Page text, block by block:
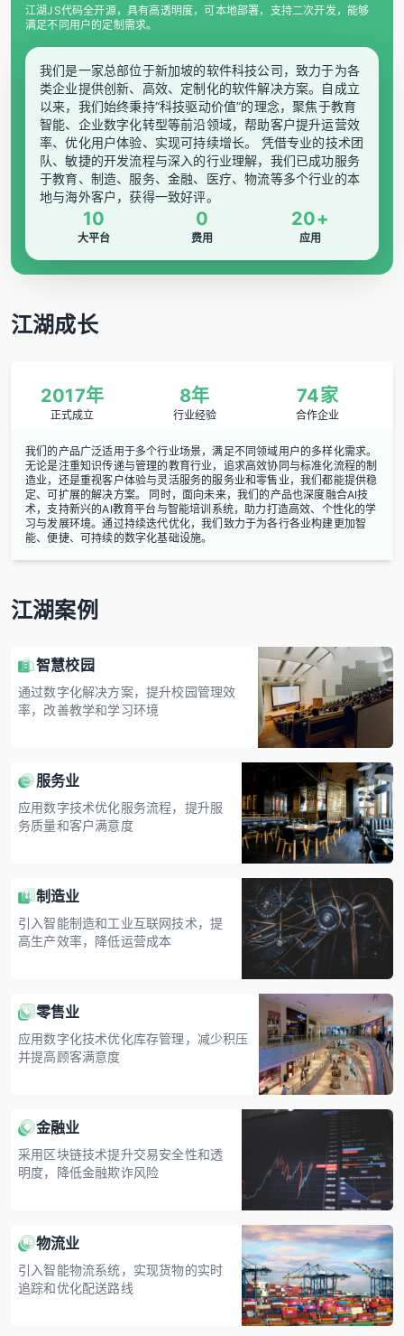
江湖JS代码全开源，具有高透明度，可本地部署，支持二次开发，能够
满足不同用户的定制需求。
我们是一家总部位于新加坡的软件科技公司，致力于为各
类企业提供创新、高效、定制化的软件解决方案。自成立
以来，我们始终秉持“科技驱动价值”的理念，聚焦于教育
智能、企业数字化转型等前沿领域，帮助客户提升运营效
率、优化用户体验、实现可持续增长。 凭借专业的技术团
队、敏捷的开发流程与深入的行业理解，我们已成功服务
于教育、制造、服务、金融、医疗、物流等多个行业的本
地与海外客户，获得一致好评。
10
大平台
0
费用
20+
应用
江湖成长
2017年
正式成立
8年
行业经验
74家
合作企业
我们的产品广泛适用于多个行业场景，满足不同领域用户的多样化需求。
无论是注重知识传递与管理的教育行业，追求高效协同与标准化流程的制
造业，还是重视客户体验与灵活服务的服务业和零售业，我们都能提供稳
定、可扩展的解决方案。 同时，面向未来，我们的产品也深度融合AI技
术，支持新兴的AI教育平台与智能培训系统，助力打造高效、个性化的学
习与发展环境。通过持续迭代优化，我们致力于为各行各业构建更加智
能、便捷、可持续的数字化基础设施。
江湖案例
智慧校园
通过数字化解决方案，提升校园管理效
率，改善教学和学习环境
服务业
应用数字技术优化服务流程，提升服
务质量和客户满意度
制造业
引入智能制造和工业互联网技术，提
高生产效率，降低运营成本
零售业
应用数字化技术优化库存管理，减少积压
并提高顾客满意度
金融业
采用区块链技术提升交易安全性和透
明度，降低金融欺诈风险
物流业
引入智能物流系统，实现货物的实时
追踪和优化配送路线